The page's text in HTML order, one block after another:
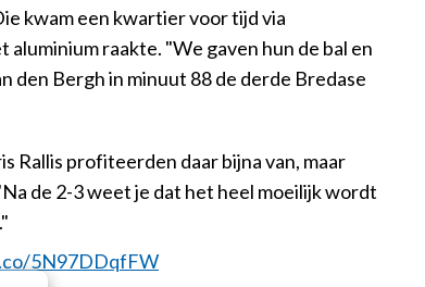
kwam een kwartier voor tijd via
raakte. "We gaven hun de bal en
den Bergh in minuut 88 de derde Bredase
Rallis profiteerden daar bijna van, maar
de 2-3 weet je dat het heel moeilijk wordt
5N97DDqfFW